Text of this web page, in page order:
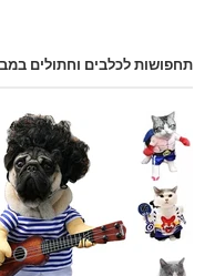
תחפושות לכלבים וחתולים